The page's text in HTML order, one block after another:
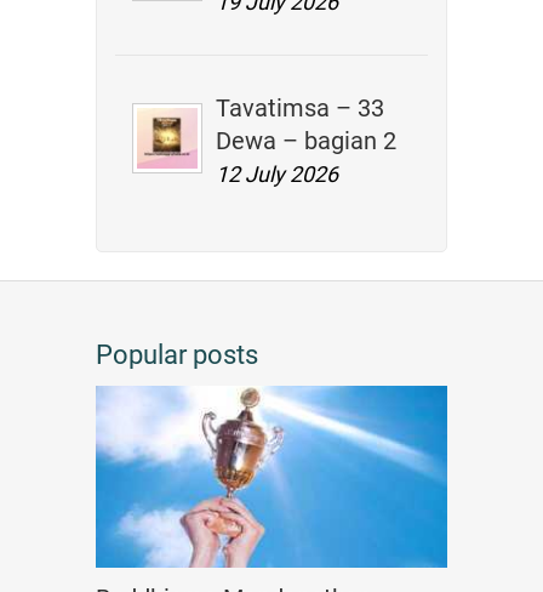
Tavatimsa – 33
Dewa – bagian 2
12 July 2026
Popular posts